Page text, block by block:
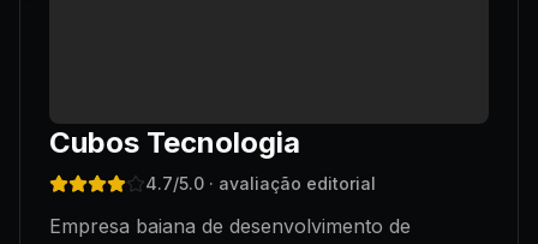
Cubos Tecnologia
4.7/5.0 · avaliação editorial
Empresa baiana de desenvolvimento de